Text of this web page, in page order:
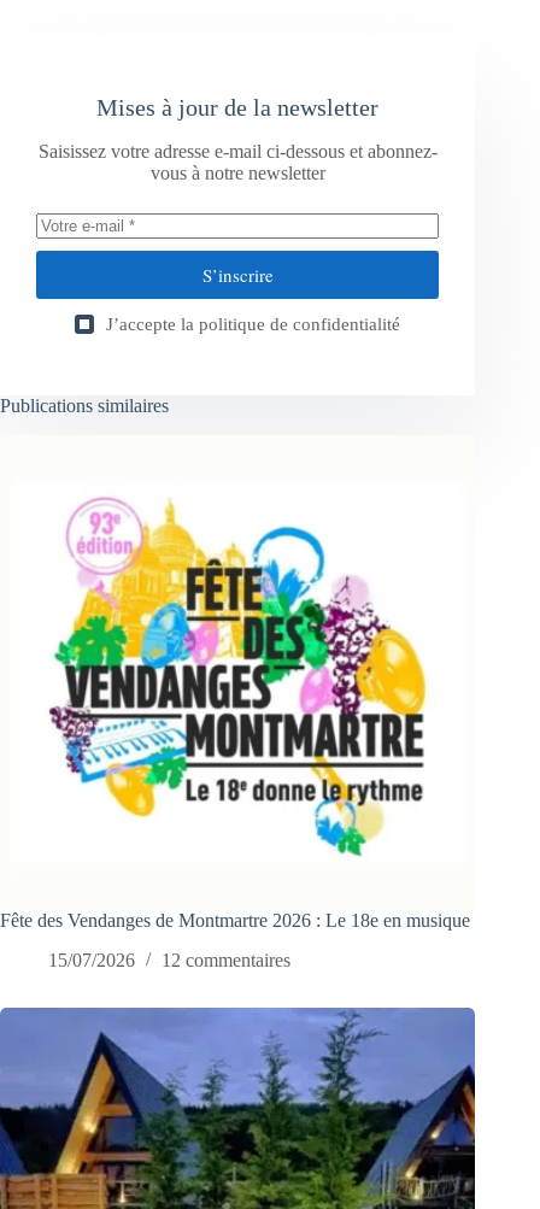
Mises à jour de la newsletter
Saisissez votre adresse e-mail ci-dessous et abonnez-
vous à notre newsletter
S’inscrire
J’accepte la politique de confidentialité
Publications similaires
Fête des Vendanges de Montmartre 2026 : Le 18e en musique
15/07/2026
12 commentaires